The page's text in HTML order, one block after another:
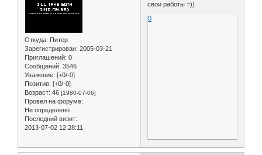
Откуда: Питер
Зарегистрирован: 2005-03-21
Приглашений: 0
Сообщений: 3546
Уважение: [+0/-0]
Позитив: [+0/-0]
Возраст: 46 [1980-07-06]
Провел на форуме:
Не определено
Последний визит:
2013-07-02 12:28:11
свои работы =))
0